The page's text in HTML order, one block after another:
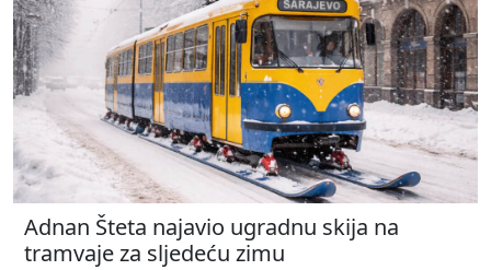
Adnan Šteta najavio ugradnu skija na
tramvaje za sljedeću zimu